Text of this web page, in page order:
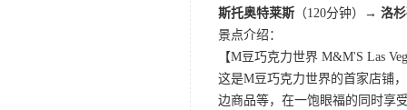
斯托奥特莱斯 （120分钟）→ 洛
景点介绍：
【M豆巧克力世界 M&M'S Las
这是M豆巧克力世界的首家店铺
边商品等，在一饱眼福的同时享